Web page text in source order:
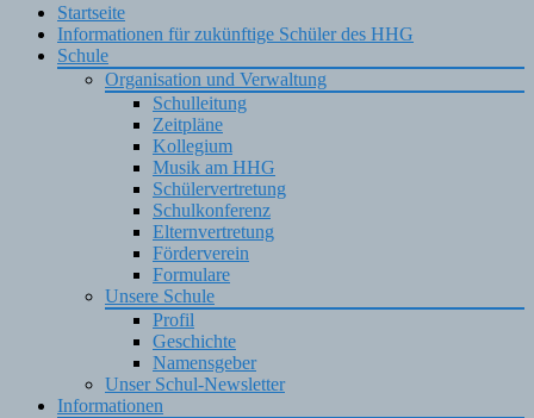
Skip
content
Startseite
Informationen für zukünftige Schüler des HHG
Schule
Organisation und Verwaltung
Schulleitung
Zeitpläne
Kollegium
Musik am HHG
Schülervertretung
Schulkonferenz
Elternvertretung
Förderverein
Formulare
Unsere Schule
Profil
Geschichte
Namensgeber
Unser Schul-Newsletter
Informationen